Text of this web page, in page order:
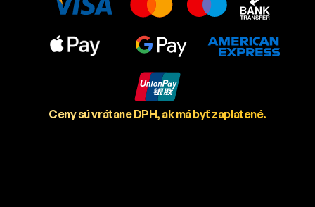
Ceny sú vrátane DPH, ak má byť zaplatené.